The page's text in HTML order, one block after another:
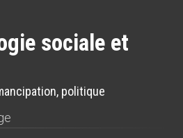
sociale et
politique